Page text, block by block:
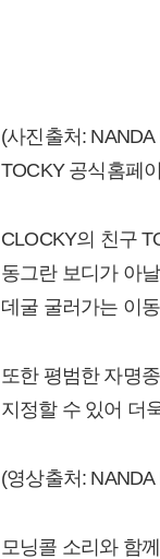
(사진출처: NANDA
TOCKY 공식홈페
CLOCKY의 친구
동그란 보디가 아
데굴 굴러가는 이
또한 평범한 자명
지정할 수 있어 더
(영상출처:
모닝콜 소리와 함